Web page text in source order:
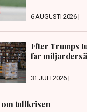
6 AUGUSTI 2026 |
Efter Trumps
får
31 JULI 2026 |
om tullkrisen